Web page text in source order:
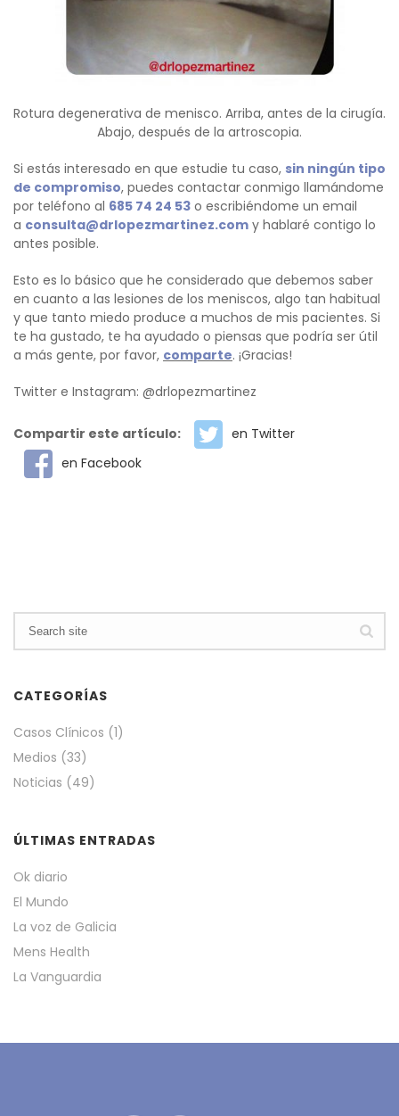
Rotura degenerativa de menisco. Arriba, antes de la cirugía.
Abajo, después de la artroscopia.
Si estás interesado en que estudie tu caso, sin ningún tipo
de compromiso, puedes contactar conmigo llamándome
por teléfono al 685 74 24 53 o escribiéndome un email
a consulta@drlopezmartinez.com y hablaré contigo lo
antes posible.
Esto es lo básico que he considerado que debemos saber
en cuanto a las lesiones de los meniscos, algo tan habitual
y que tanto miedo produce a muchos de mis pacientes. Si
te ha gustado, te ha ayudado o piensas que podría ser útil
a más gente, por favor, comparte. ¡Gracias!
Twitter e Instagram: @drlopezmartinez
Compartir este artículo:
en Twitter
en Facebook
CATEGORÍAS
Casos Clínicos (1)
Medios (33)
Noticias (49)
ÚLTIMAS ENTRADAS
Ok diario
El Mundo
La voz de Galicia
Mens Health
La Vanguardia